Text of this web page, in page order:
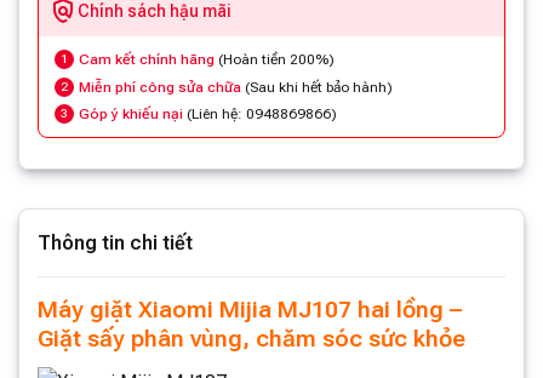
Chính sách hậu mãi
1 Cam kết chính hãng (Hoàn tiền 200%)
2 Miễn phí công sửa chữa (Sau khi hết bảo hành)
3 Góp ý khiếu nại (Liên hệ: 0948869866)
Thông tin chi tiết
Máy giặt Xiaomi Mijia MJ107 hai lồng –
Giặt sấy phân vùng, chăm sóc sức khỏe